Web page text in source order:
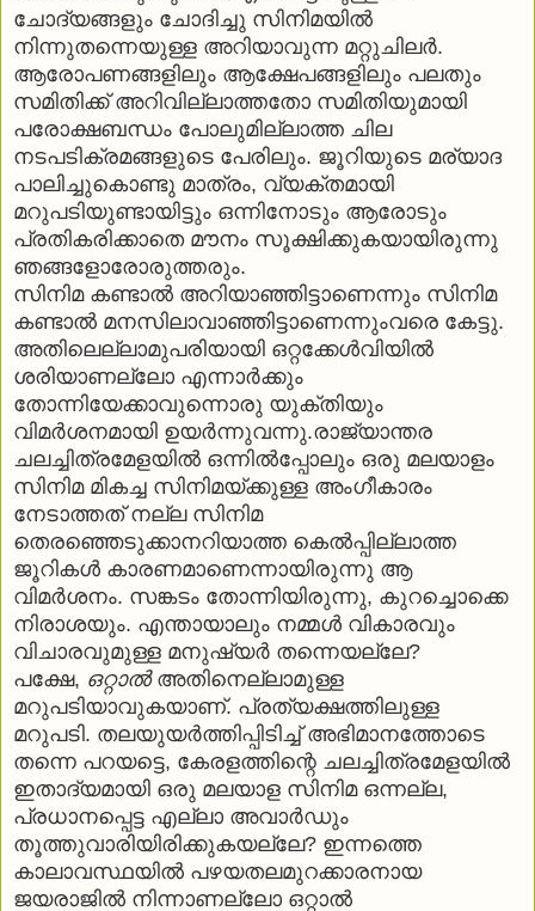
ചോദ്യങ്ങളും ചോദിച്ചു സിനിമയില്‍
നിന്നുതന്നെയുള്ള അറിയാവുന്ന മറ്റുചിലര്‍.
ആരോപണങ്ങളിലും ആക്ഷേപങ്ങളിലും പലതും
സമിതിക്ക് അറിവില്ലാത്തതോ സമിതിയുമായി
പരോക്ഷബന്ധം പോലുമില്ലാത്ത ചില
നടപടിക്രമങ്ങളുടെ പേരിലും. ജൂറിയുടെ മര്യാദ
പാലിച്ചുകൊണ്ടു മാത്രം, വ്യക്തമായി
മറുപടിയുണ്ടായിട്ടും ഒന്നിനോടും ആരോടും
പ്രതികരിക്കാതെ മൗനം സൂക്ഷിക്കുകയായിരുന്നു
ഞങ്ങളോരോരുത്തരും.
സിനിമ കണ്ടാല്‍ അറിയാഞ്ഞിട്ടാണെന്നും സിനിമ
കണ്ടാല്‍ മനസിലാവാഞ്ഞിട്ടാണെന്നുംവരെ കേട്ടു.
അതിലെല്ലാമുപരിയായി ഒറ്റക്കേള്‍വിയില്‍
ശരിയാണല്ലോ എന്നാര്‍ക്കും
തോന്നിയേക്കാവുന്നൊരു യുക്തിയും
വിമര്‍ശനമായി ഉയര്‍ന്നുവന്നു.രാജ്യാന്തര
ചലച്ചിത്രമേളയില്‍ ഒന്നില്‍പ്പോലും ഒരു മലയാളം
സിനിമ മികച്ച സിനിമയ്ക്കുള്ള അംഗീകാരം
നേടാത്തത് നല്ല സിനിമ
തെരഞ്ഞെടുക്കാനറിയാത്ത കെല്‍പ്പില്ലാത്ത
ജൂറികള്‍ കാരണമാണെന്നായിരുന്നു ആ
വിമര്‍ശനം. സങ്കടം തോന്നിയിരുന്നു, കുറച്ചൊക്കെ
നിരാശയും. എന്തായാലും നമ്മള്‍ വികാരവും
വിചാരവുമുള്ള മനുഷ്യര്‍ തന്നെയല്ലേ?
പക്ഷേ, ഒറ്റാല്‍അതിനെല്ലാമുള്ള
മറുപടിയാവുകയാണ്. പ്രത്യക്ഷത്തിലുള്ള
മറുപടി. തലയുയര്‍ത്തിപ്പിടിച്ച് അഭിമാനത്തോടെ
തന്നെ പറയട്ടെ, കേരളത്തിന്റെ ചലച്ചിത്രമേളയില്‍
ഇതാദ്യമായി ഒരു മലയാള സിനിമ ഒന്നല്ല,
പ്രധാനപ്പെട്ട എല്ലാ അവാര്‍ഡും
തൂത്തുവാരിയിരിക്കുകയല്ലേ? ഇന്നത്തെ
കാലാവസ്ഥയില്‍ പഴയതലമുറക്കാരനായ
ജയരാജില്‍ നിന്നാണല്ലോ ഒറ്റാല്‍